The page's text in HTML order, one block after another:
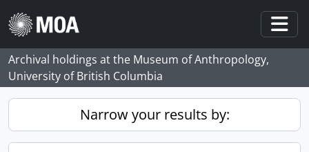
Skip to main content
Archival holdings at the Museum of Anthropology,
University of British Columbia
Narrow your results by: